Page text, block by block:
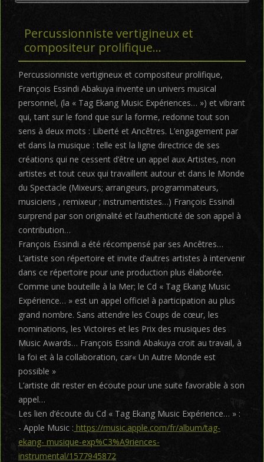
Percussionniste vertigineux et
compositeur prolifique…
Percussionniste vertigineux et compositeur prolifique,
François Essindi Abakuya invente un univers musical
personnel, (la « Tag Ekang Music Expériences… ») et vibrant
qui, tant sur le fond que sur la forme, redonne tout son
sens à deux mots : Liberté et Ancêtres. L’engagement par
et dans la musique : telle est la ligne directrice de ses
créations qui ne cessent d’être un appel aux Artistes, non
artistes et tout ceux qui travaillent autour et dans le Monde
du Spectacle (Mixeurs; arrangeurs, programmateurs,
musiciens , remixeur ; instrumentistes…) François Essindi
surprend par son originalité et l’authenticité de son appel à
contribution…
François Essindi a été récompensé par ses Ancêtres…
L’artiste son répertoire et invite d’autres artistes à intervenir
dans ce répertoire pour une production plus élaborée.
Comme une bouteille à la Mer; le Cd « Tag Ekang Music
Expérience… » est un appel officiel à participation au plus
grand nombre. Sans attendre les Coups de cœur, les
nominations, les Victoires et les Prix des musiques des
Music Awards… François Essindi Abakuya croit au travail, à
la foi et à la collaboration, car« Un Autre Monde est
possible »
L’artiste dit rester en écoute pour une suite favorable à son
appel…
Les lien d’écoute du Cd « Tag Ekang Music Expérience… » :
- Apple Music : https://music.apple.com/fr/album/tag-
ekang- musique-exp%C3%A9riences-
instrumental/1577945872